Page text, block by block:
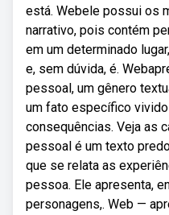
está. Webele possui os
narrativo, pois contém
em um determinado
e, sem dúvida, é.
pessoal, um gênero
um fato específico
consequências. Veja as
pessoal é um texto
que se relata as
pessoa. Ele apresenta,
personagens,. Web —